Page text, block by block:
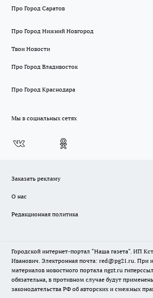
Про Город Саратов
Про Город Нижний Новгород
Твои Новости
Про Город Владивосток
Про Город Краснодара
Мы в социальных сетях
Заказать рекламу
О нас
Редакционная политика
Городской интернет-портал "Наша газета". ИП
Иванович. Электронная почта: red@pg21.ru. При
материалов новостного портала ngzt.ru
обязательна, в противном случае будут
законодательства РФ об авторских и смежных